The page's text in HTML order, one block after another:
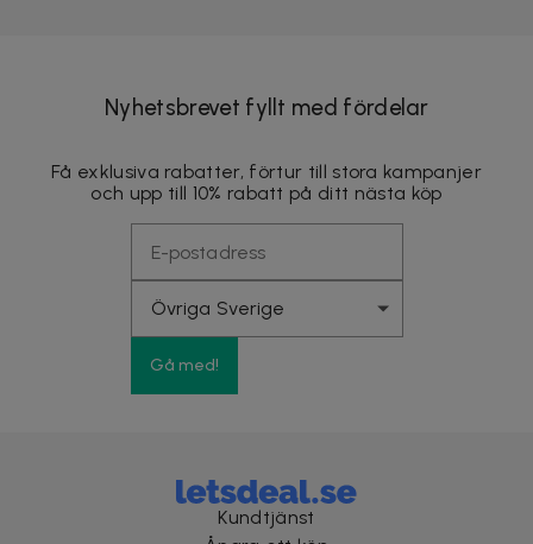
Nyhetsbrevet fyllt med fördelar
Få exklusiva rabatter, förtur till stora kampanjer
och upp till 10% rabatt på ditt nästa köp
Gå med!
Kundtjänst